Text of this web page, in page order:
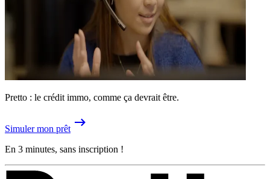
Pretto : le crédit immo, comme ça devrait être.
Simuler mon prêt
En 3 minutes, sans inscription !